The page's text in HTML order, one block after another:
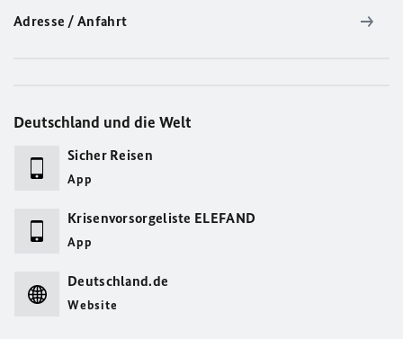
Adresse / Anfahrt
Deutschland und die Welt
Sicher Reisen
App
Krisenvorsorgeliste ELEFAND
App
Deutschland.de
Website